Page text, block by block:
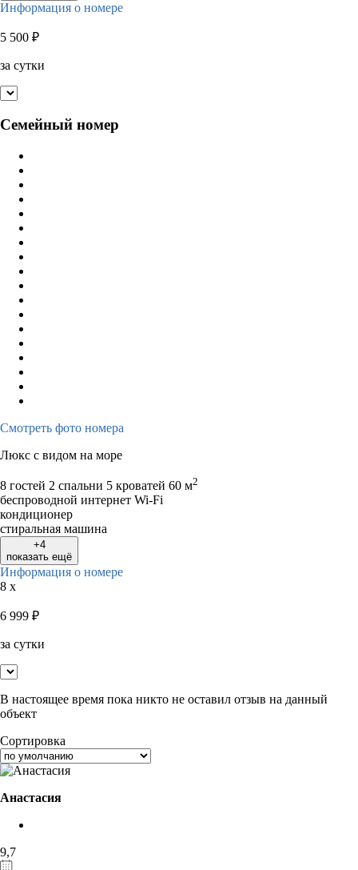
Информация о номере
5 500 ₽
за сутки
Семейный номер
Смотреть фото номера
Люкс с видом на море
8 гостей 2 спальни 5 кроватей 60 м2
беспроводной интернет Wi-Fi
кондиционер
стиральная машина
+4
показать ещё
Информация о номере
8 x
6 999 ₽
за сутки
В настоящее время пока никто не оставил отзыв на данный
объект
Сортировка
Анастасия
9,7